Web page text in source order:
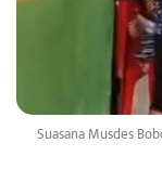
Suasana Musdes